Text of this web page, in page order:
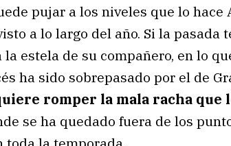
pujar a los niveles que lo hace
a lo largo del año. Si la pasada
estela de su compañero, en lo
ha sido sobrepasado por el de
romper la mala racha que
se ha quedado fuera de los